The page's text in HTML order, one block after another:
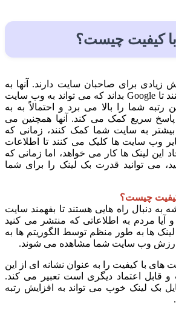
کیفیت چیست؟
زیادی برای صاحبان سایت دارند. آنها به
ایجاد اعتبار کمک می کنند تا Google بداند که می تواند به وب سایت
رتبه شما را بالا می برد و احتمالاً به به
سریع کمک می کند. آنها همچنین می
بیشتر به سایت شما کمک کنند، زمانی که
وب سایت ها کلیک می کنند تا اطلاعات
این لینک ها کار می خواهد، اما زمانی که
می توانید قدرت بک لینک را برای شما
چیست؟
به دنبال راه هایی هستند تا بفهمند سایت
مردم به اطلاعاتی که منتشر می کنید
لینک ها به طور منظم توسط الگوریتم ها به
ارزش وب سایت شما مشاهده می شوند.
با کیفیت را به عنوان نشانه ای از این
قابل اعتماد دیگری است تعبیر می کند.
بک لینک خوب می تواند به افزایش رتبه